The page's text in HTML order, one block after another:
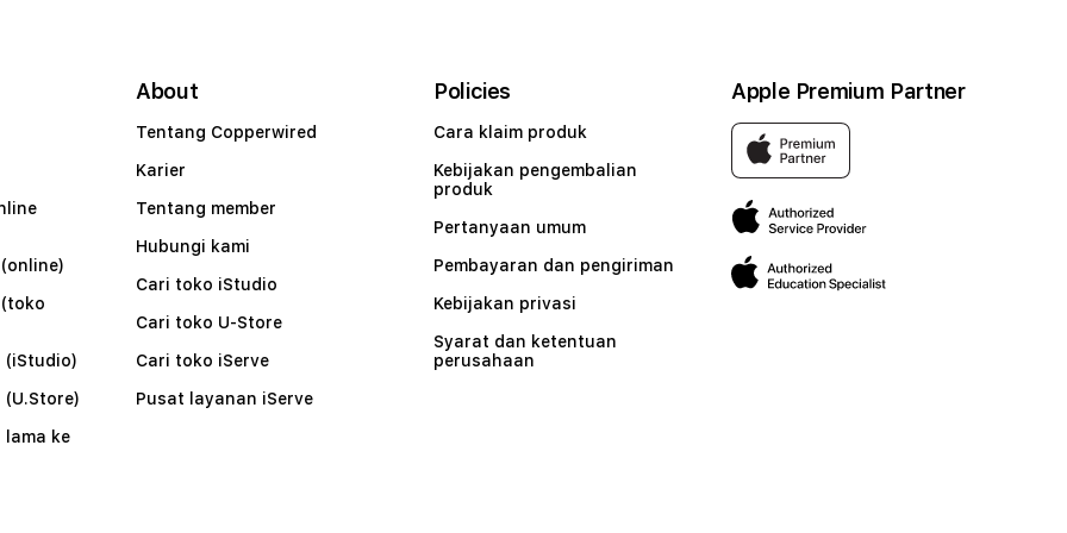
lama ke
About
Tentang Copperwired
Karier
Tentang member
Hubungi kami
Cari toko iStudio
Cari toko U-Store
Cari toko iServe
Pusat layanan iServe
Policies
Cara klaim produk
Kebijakan pengembalian
produk
Pertanyaan umum
Pembayaran dan pengiriman
Kebijakan privasi
Syarat dan ketentuan
perusahaan
Apple Premium Partner